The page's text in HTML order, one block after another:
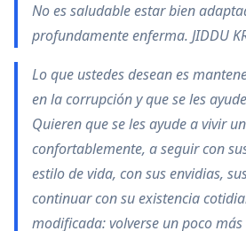
No es saludable estar bien
profundamente enferma. JIDDU
Lo que ustedes desean es
en la corrupción y que se les
Quieren que se les ayude a vivir
confortablemente, a seguir con
estilo de vida, con sus envidias,
continuar con su existencia
modificada: volverse un poco